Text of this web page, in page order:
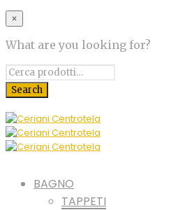
×
What are you looking for?
BAGNO
TAPPETI